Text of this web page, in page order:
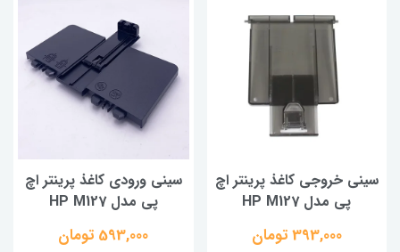
سینی خروجی کاغذ پرینتر اچ
پی مدل HP M127
393,000 تومان
سینی ورودی کاغذ پرینتر اچ
پی مدل HP M127
593,000 تومان